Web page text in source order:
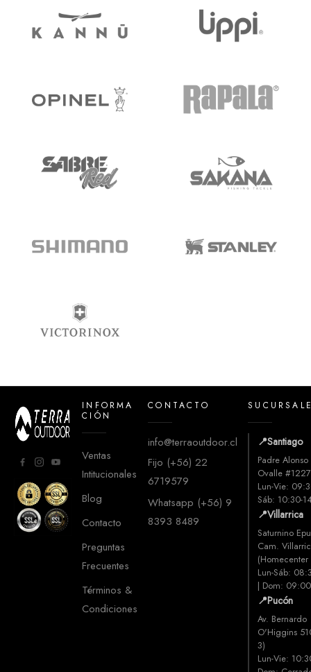
INFORMA
CIÓN
Ventas
Intitucionales
Blog
Contacto
Preguntas
Frecuentes
Términos &
Condiciones
CONTACTO
info@terraoutdoor.cl
Fijo (+56) 22
6719579
Whatsapp (+56) 9
8393 8489
📍Santiago
Padre
Ovalle #1227
Lun-Vie:
Sáb: 10:30-
📍Villarrica
Saturnino
Cam.
Lun-Sáb:
| Dom:
📍Pucón
Av. Bernardo
O'Higgins
3)
Lun-Vie: